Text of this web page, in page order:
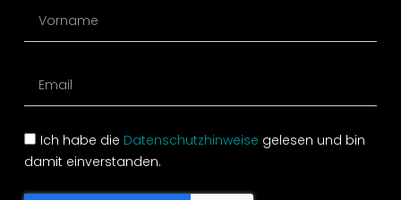
Ich habe die Datenschutzhinweise gelesen und bin
damit einverstanden.